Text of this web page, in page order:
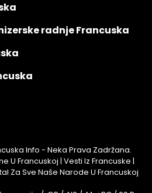
radnje Francuska
Info - Neka Prava Zadržana.
U Francuskoj | Vesti Iz Francuske |
Za Sve Naše Narode U Francuskoj